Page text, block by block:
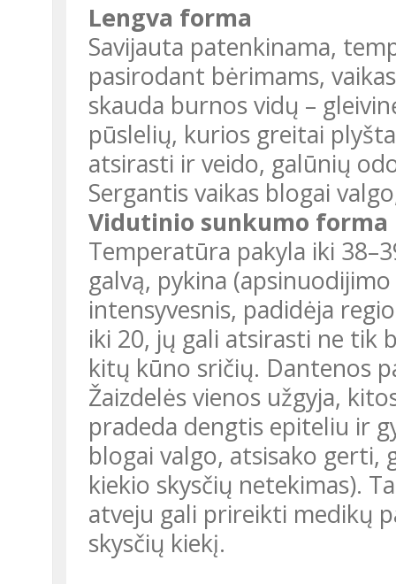
Lengva forma
Savijauta patenkinama,
pasirodant bėrimams,
skauda burnos vidų –
pūslelių, kurios greitai
atsirasti ir veido, galūnių
Sergantis vaikas blogai
Vidutinio sunkumo forma
Temperatūra pakyla iki
galvą, pykina
intensyvesnis, padidėja
iki 20, jų gali atsirasti ne tik
kitų kūno sričių. Dantenos
Žaizdelės vienos užgyja,
pradeda dengtis epiteliu ir
blogai valgo, atsisako gerti,
kiekio skysčių netekimas).
atveju gali prireikti medikų
skysčių kiekį.